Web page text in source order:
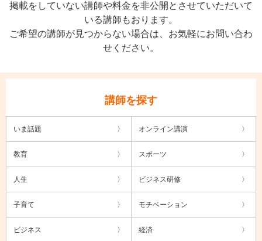
掲載をしていない講師や料金を非公開とさせていただいて
いる講師もおります。
ご希望の講師が見つからない場合は、お気軽にお問い合わ
せください。
講師を探す
いま話題 オンライン講演
教育 スポーツ
人生 ビジネス研修
子育て モチベーション
ビジネス 経済